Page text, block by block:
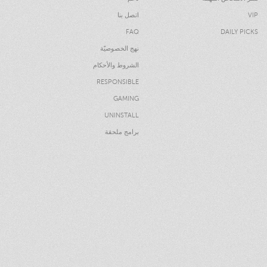
VIP
DAILY PICKS
اتصل بنا
FAQ
نهج الخصوصيّة
الشروط والأحكام
RESPONSIBLE
GAMING
UNINSTALL
برامج ملحقة